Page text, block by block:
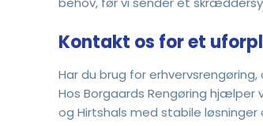
Kontakt os for et
Har du brug for
Hos Borgaards Rengøring hjælper
og Hirtshals med stabile løsninger